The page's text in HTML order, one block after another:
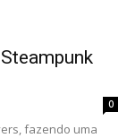
0
fazendo uma